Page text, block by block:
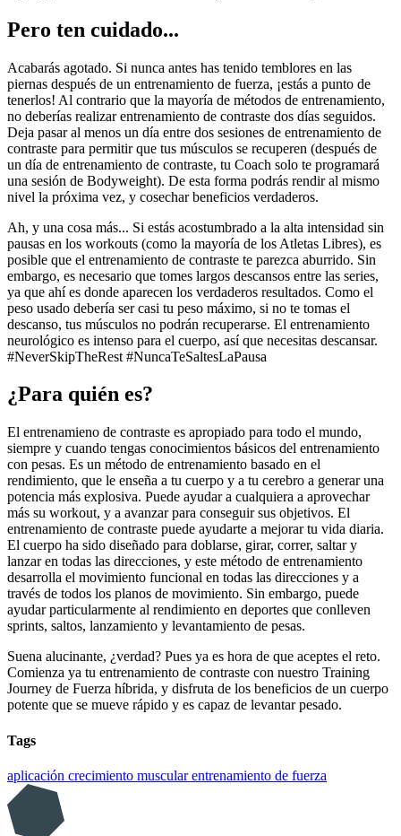
Pero ten cuidado...
Acabarás agotado. Si nunca antes has tenido temblores en las
piernas después de un entrenamiento de fuerza, ¡estás a punto de
tenerlos! Al contrario que la mayoría de métodos de entrenamiento,
no deberías realizar entrenamiento de contraste dos días seguidos.
Deja pasar al menos un día entre dos sesiones de entrenamiento de
contraste para permitir que tus músculos se recuperen (después de
un día de entrenamiento de contraste, tu Coach solo te programará
una sesión de Bodyweight). De esta forma podrás rendir al mismo
nivel la próxima vez, y cosechar beneficios verdaderos.
Ah, y una cosa más... Si estás acostumbrado a la alta intensidad sin
pausas en los workouts (como la mayoría de los Atletas Libres), es
posible que el entrenamiento de contraste te parezca aburrido. Sin
embargo, es necesario que tomes largos descansos entre las series,
ya que ahí es donde aparecen los verdaderos resultados. Como el
peso usado debería ser casi tu peso máximo, si no te tomas el
descanso, tus músculos no podrán recuperarse. El entrenamiento
neurológico es intenso para el cuerpo, así que necesitas descansar.
#NeverSkipTheRest #NuncaTeSaltesLaPausa
¿Para quién es?
El entrenamieno de contraste es apropiado para todo el mundo,
siempre y cuando tengas conocimientos básicos del entrenamiento
con pesas. Es un método de entrenamiento basado en el
rendimiento, que le enseña a tu cuerpo y a tu cerebro a generar una
potencia más explosiva. Puede ayudar a cualquiera a aprovechar
más su workout, y a avanzar para conseguir sus objetivos. El
entrenamiento de contraste puede ayudarte a mejorar tu vida diaria.
El cuerpo ha sido diseñado para doblarse, girar, correr, saltar y
lanzar en todas las direcciones, y este método de entrenamiento
desarrolla el movimiento funcional en todas las direcciones y a
través de todos los planos de movimiento. Sin embargo, puede
ayudar particularmente al rendimiento en deportes que conlleven
sprints, saltos, lanzamiento y levantamiento de pesas.
Suena alucinante, ¿verdad? Pues ya es hora de que aceptes el reto.
Comienza ya tu entrenamiento de contraste con nuestro Training
Journey de Fuerza híbrida, y disfruta de los beneficios de un cuerpo
potente que se mueve rápido y es capaz de levantar pesado.
Tags
aplicación crecimiento muscularentrenamiento de fuerza